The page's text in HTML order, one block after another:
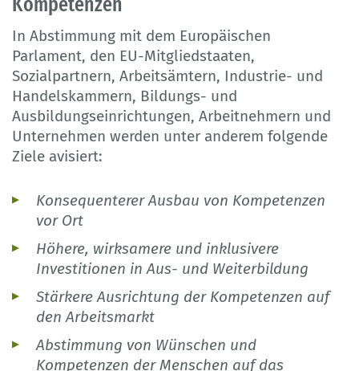
In Abstimmung mit dem Europäischen
Parlament, den EU-Mitgliedstaaten,
Sozialpartnern, Arbeitsämtern, Industrie- und
Handelskammern, Bildungs- und
Ausbildungseinrichtungen, Arbeitnehmern und
Unternehmen werden unter anderem folgende
Ziele avisiert:
Konsequenterer Ausbau von Kompetenzen
vor Ort
Höhere, wirksamere und inklusivere
Investitionen in Aus- und Weiterbildung
Stärkere Ausrichtung der Kompetenzen auf
den Arbeitsmarkt
Abstimmung von Wünschen und
Kompetenzen der Menschen auf das